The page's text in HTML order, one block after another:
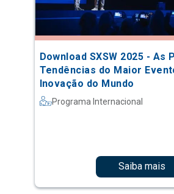
Download SXSW 2025 - As
Tendências do Maior
Inovação do Mundo
Programa Internacional
Saiba mais